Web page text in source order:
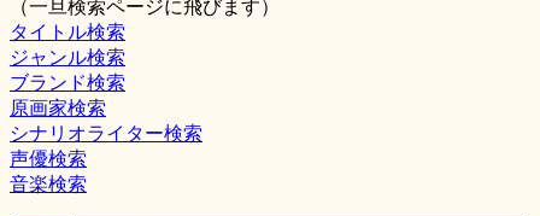
（一旦検索ページに飛びます）
タイトル検索
ジャンル検索
ブランド検索
原画家検索
シナリオライター検索
声優検索
音楽検索